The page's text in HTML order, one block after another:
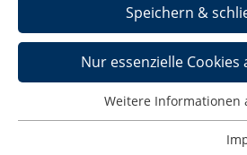
Speichern &
Nur essenzielle Cookies
Weitere Informationen